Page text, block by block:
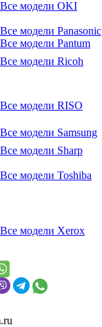
Все модели OKI
Все модели Panasonic
Все модели Pantum
Все модели Ricoh
Все модели RISO
Все модели Samsung
Все модели Sharp
Все модели Toshiba
Все модели Xerox